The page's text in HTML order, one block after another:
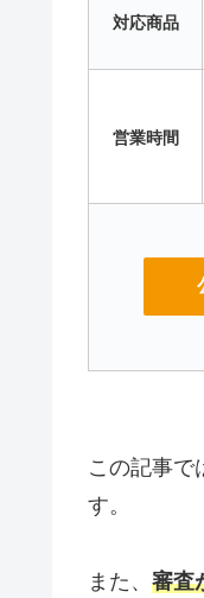
対応商品
営業時間
この記事で
す。
また、 審査